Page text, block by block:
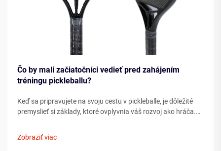
Čo by mali začiatočníci vedieť pred zahájením
tréningu pickleballu?
Keď sa pripravujete na svoju cestu v pickleballe, je dôležité
premyslieť si základy, ktoré ovplyvnia váš rozvoj ako hráča.
Zobraziť viac